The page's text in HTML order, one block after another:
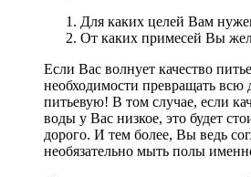
Для каких целей Вам
От каких примесей Вы
Если Вас волнует качество
необходимости превращать
питьевую! В том случае, если
воды у Вас низкое, это будет
дорого. И тем более, Вы ведь
необязательно мыть полы